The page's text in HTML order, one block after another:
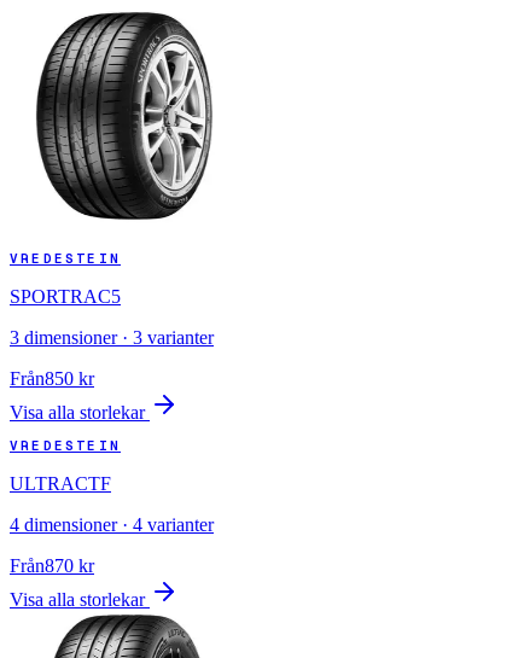
VREDESTEIN
SPORTRAC5
3 dimensioner · 3 varianter
Från850 kr
Visa alla storlekar
VREDESTEIN
ULTRACTF
4 dimensioner · 4 varianter
Från870 kr
Visa alla storlekar